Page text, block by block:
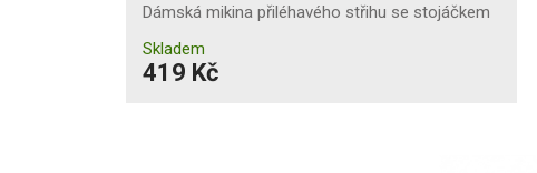
Dámská mikina přiléhavého střihu se stojáčkem
Skladem
419 Kč